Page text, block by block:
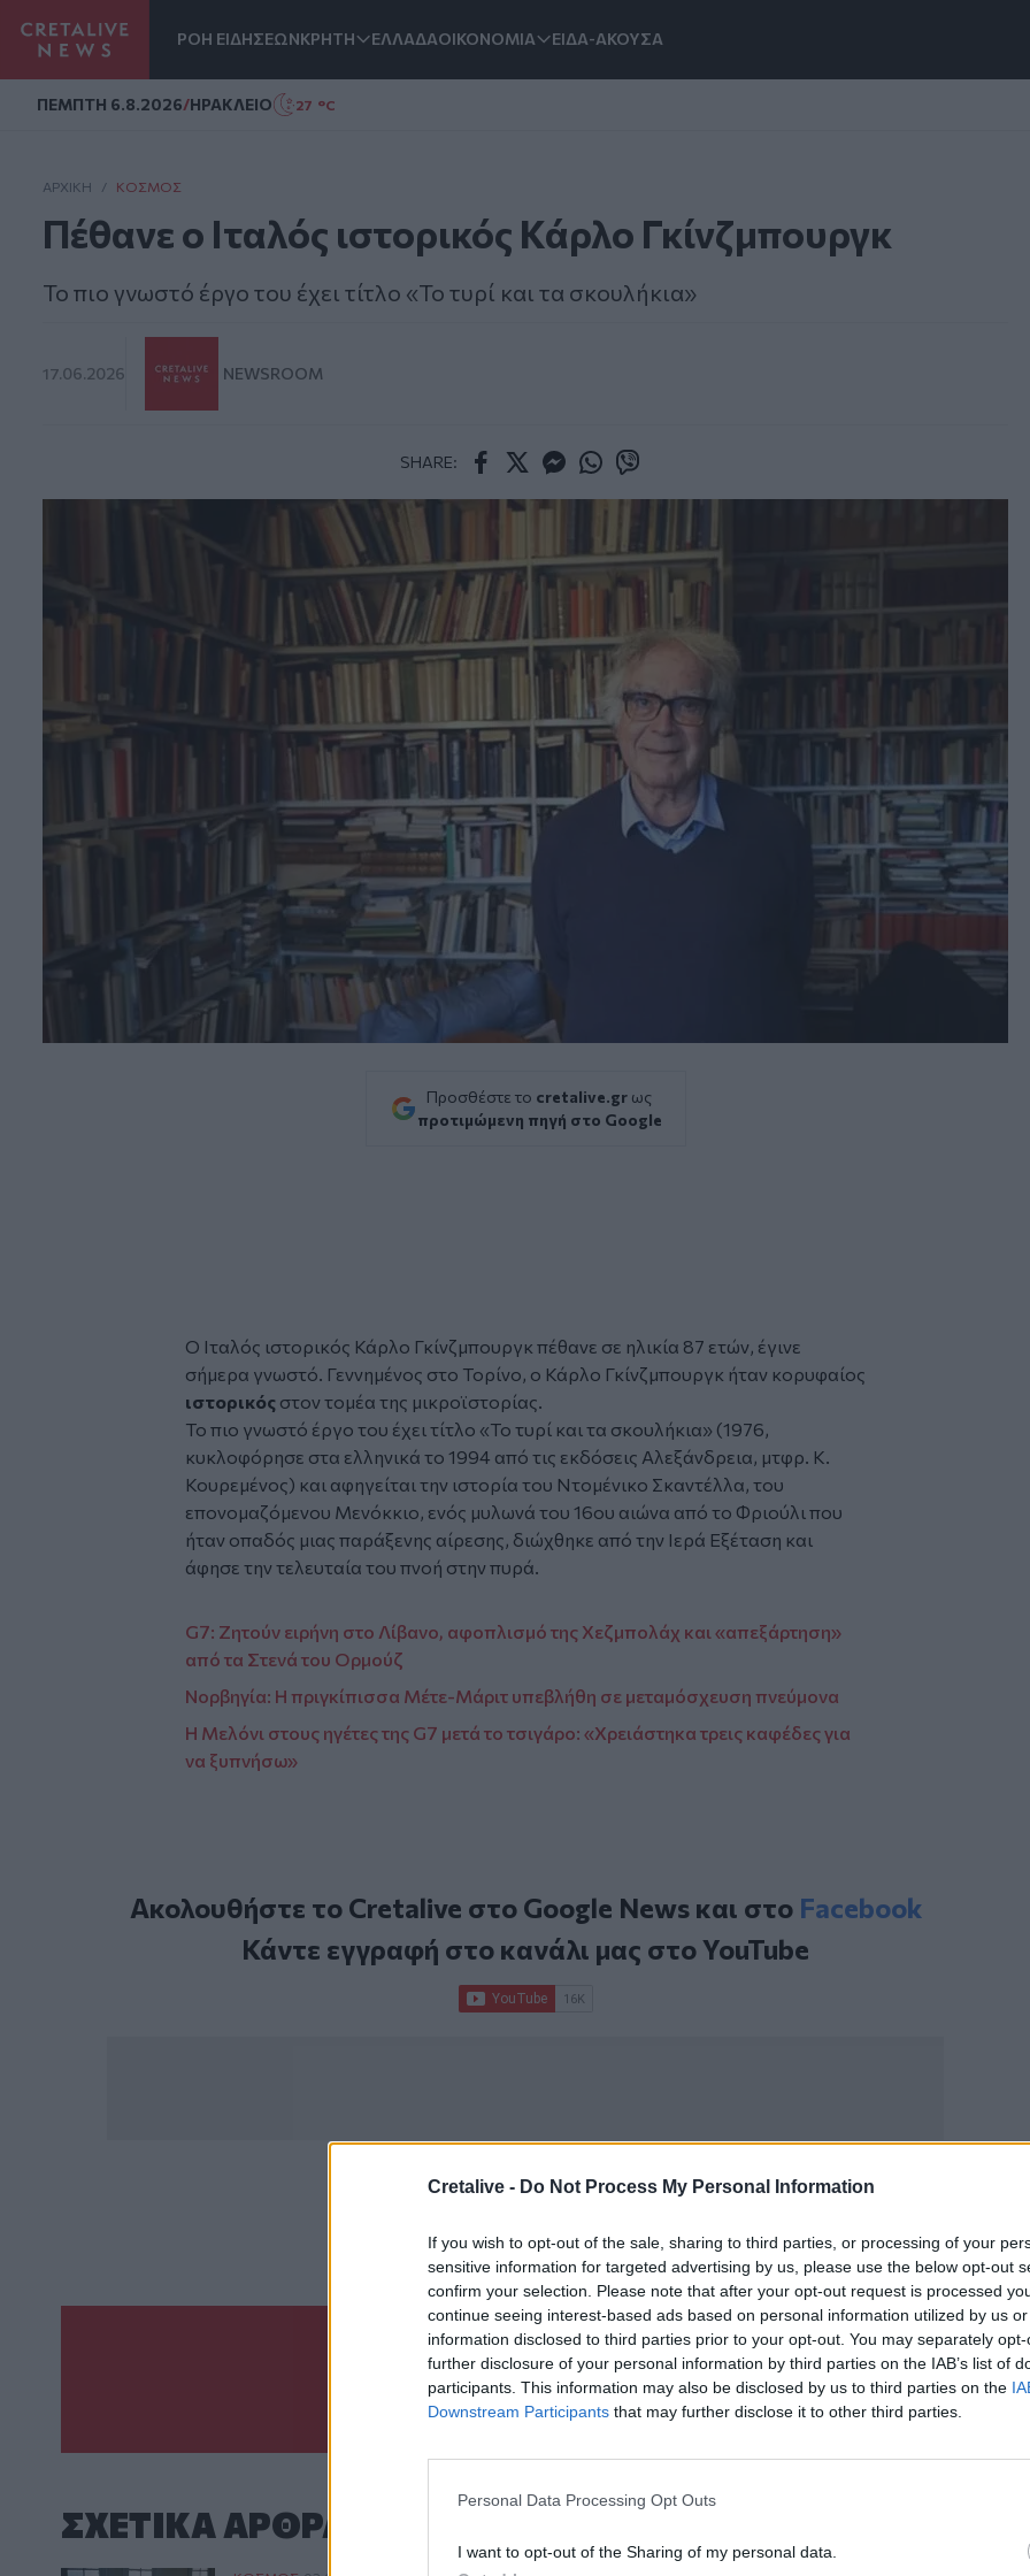
Cretalive - Do Not Process My Personal Information
If you wish to opt-out of the sale, sharing to third parties, or processing of your
sensitive information for targeted advertising by us, please use the below opt-out
confirm your selection. Please note that after your opt-out request is processed
continue seeing interest-based ads based on personal information utilized by us
information disclosed to third parties prior to your opt-out. You may separately
further disclosure of your personal information by third parties on the IAB’s list of
participants. This information may also be disclosed by us to third parties on the
Downstream Participants that may further disclose it to other third parties.
Personal Data Processing Opt Outs
I want to opt-out of the Sharing of my personal data.
ΡΟΗ ΕΙΔΗΣΕΩΝΚΡΗΤΗ ΕΛΛΑΔΑΟΙΚΟΝΟΜΙΑ ΕΙΔΑ-ΑΚΟΥΣΑ
ΠΕΜΠΤΗ 6.8.2026/ΗΡΑΚΛΕΙΟ 27 °C
ΑΡΧΙΚΗ / ΚΌΣΜΟΣ
Πέθανε ο Iταλός ιστορικός Κάρλο Γκίνζμπουργκ
Το πιο γνωστό έργο του έχει τίτλο «Το τυρί και τα σκουλήκια»
17.06.2026 NEWSROOM
SHARE:
Προσθέστε το cretalive.gr ως
προτιμώμενη πηγή στο Google
Ο Iταλός ιστορικός Κάρλο Γκίνζμπουργκ πέθανε σε ηλικία 87 ετών, έγινε
σήμερα γνωστό. Γεννημένος στο Τορίνο, ο Κάρλο Γκίνζμπουργκ ήταν κορυφαίος
ιστορικός στον τομέα της μικροϊστορίας.
Το πιο γνωστό έργο του έχει τίτλο «Το τυρί και τα σκουλήκια» (1976,
κυκλοφόρησε στα ελληνικά το 1994 από τις εκδόσεις Αλεξάνδρεια, μτφρ. Κ.
Κουρεμένος) και αφηγείται την ιστορία του Ντομένικο Σκαντέλλα, του
επονομαζόμενου Μενόκκιο, ενός μυλωνά του 16ου αιώνα από το Φριούλι που
ήταν οπαδός μιας παράξενης αίρεσης, διώχθηκε από την Ιερά Εξέταση και
άφησε την τελευταία του πνοή στην πυρά.
G7: Ζητούν ειρήνη στο Λίβανο, αφοπλισμό της Χεζμπολάχ και «απεξάρτηση»
από τα Στενά του Ορμούζ
Νορβηγία: Η πριγκίπισσα Μέτε-Μάριτ υπεβλήθη σε μεταμόσχευση πνεύμονα
Η Μελόνι στους ηγέτες της G7 μετά το τσιγάρο: «Χρειάστηκα τρεις καφέδες για
να ξυπνήσω»
Ακολουθήστε το Cretalive στο Google Newsκαι στο Facebook
Κάντε εγγραφή στο κανάλι μας στοYouTube
Γίνε ο ρεπόρτερ του CRETALIVE
ΣΤΕΊΛΕ ΤΗΝ ΕΊΔΗΣΗ
ΣΧΕΤΙΚA AΡΘΡΑ